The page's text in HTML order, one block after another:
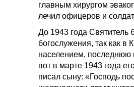
главным хирургом
лечил офицеров и
До 1943 года
богослужения, так как в
населением, последнюю
вот в марте 1943 года
писал сыну: «Господь